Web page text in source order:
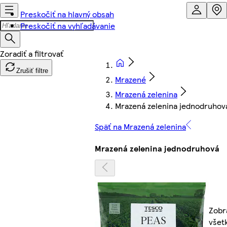
Preskočiť na hlavný obsah
Preskočiť na vyhľadávanie
Zrušiť filtre
Mrazené
Mrazená zelenina
Mrazená zelenina
Späť na Mrazená zelenina
Mrazená zelenina jednodruhová